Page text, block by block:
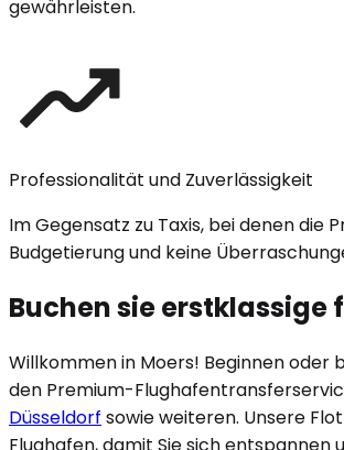
gewährleisten.
Professionalität und Zuverlässigkeit
Im Gegensatz zu Taxis, bei denen
Budgetierung und keine
Buchen sie
Willkommen in Moers! Beginnen oder
den Premium-
Düsseldorf sowie weiteren. Unsere
Flughafen, damit Sie sich entspannen